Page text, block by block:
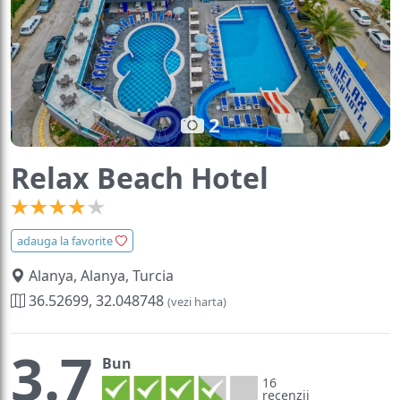
2
Relax Beach Hotel
adauga la favorite
Alanya, Alanya, Turcia
36.52699, 32.048748 (vezi harta)
3.7 Bun
16
recenzii